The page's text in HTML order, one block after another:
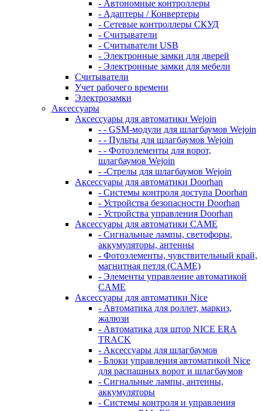
- Автономные контроллеры
- Адаптеры / Конвертеры
- Сетевые контроллеры СКУД
- Считыватели
- Считыватели USB
- Электронные замки для дверей
- Электронные замки для мебели
Считыватели
Учет рабочего времени
Электрозамки
Аксессуары
Аксессуары для автоматики Wejoin
- - GSM-модули для шлагбаумов Wejoin
- - Пульты для шлагбаумов Wejoin
- - Фотоэлементы для ворот,
шлагбаумов Wejoin
- -Стрелы для шлагбаумов Wejoin
Аксеcсуары для автоматики Doorhan
- Системы контроля доступа Doorhan
- Устройства безопасности Doorhan
- Устройства управления Doorhan
Аксессуары для автоматики CAME
- Сигнальные лампы, светофоры,
аккумуляторы, антенны
- Фотоэлементы, чувствительный край,
магнитная петля (CAME)
- Элементы управление автоматикой
CAME
Аксессуары для автоматики Nice
- Автоматика для роллет, маркиз,
жалюзи
- Автоматика для штор NICE ERA
TRACK
- Аксессуары для шлагбаумов
- Блоки управления автоматикой Nice
для распашных ворот и шлагбаумов
- Сигнальные лампы, антенны,
аккумуляторы
- Системы контроля и управления